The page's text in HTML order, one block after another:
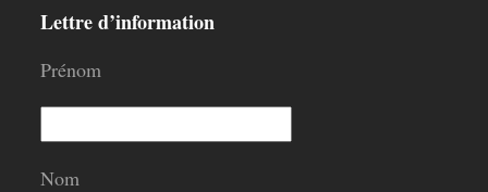
Lettre d’information
Prénom
Nom